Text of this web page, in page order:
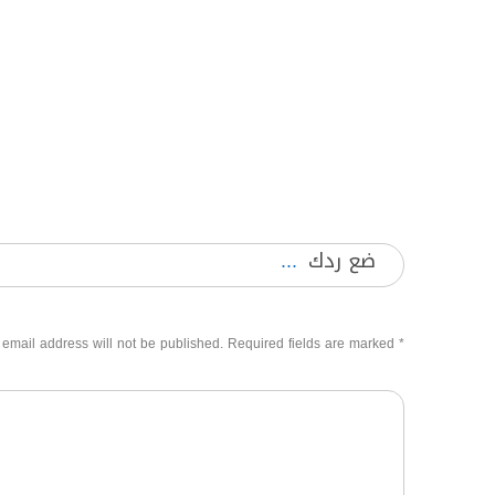
ضع ردك
address will not be published. Required fields are marked *